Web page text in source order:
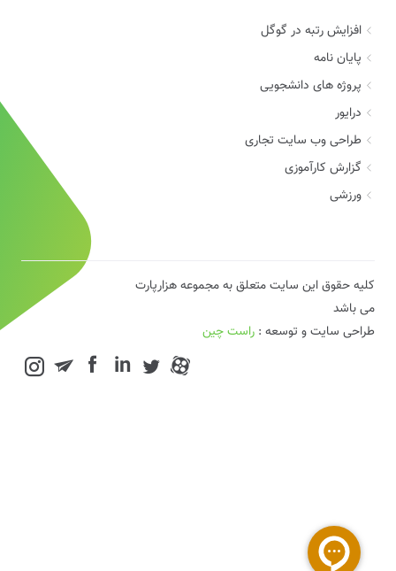
افزایش رتبه در گوگل
پایان نامه
پروژه های دانشجویی
درایور
طراحی وب سایت تجاری
گزارش کارآموزی
ورزشی
کلیه حقوق این سایت متعلق به مجموعه هزارپارت
می باشد
طراحی سایت و توسعه : راست چین
in